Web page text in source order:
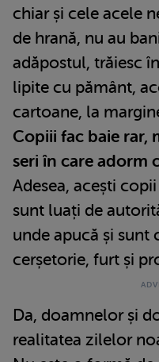
chiar și cele acele
de hrană, nu au
adăpostul, trăiesc
lipite cu pământ,
cartoane, la
Copiii fac baie rar,
seri în care adorm
Adesea, acești
sunt luați de
unde apucă și sunt
cerșetorie, furt și
Da, doamnelor și
realitatea zilelor